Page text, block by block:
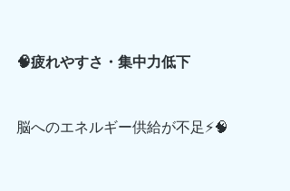
🧠疲れやすさ・集中力低下
脳へのエネルギー供給が不足⚡🧠